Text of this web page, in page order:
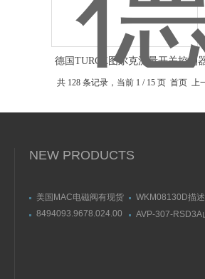
德国TURCK图尔克流量开关控制
共 128 条记录，当前 1 / 15 页 首页
NEW PRODUCTS
美国MAC电磁阀有现货
55B-24-PE-611JB
WKM08130D描述
HDYAC贺德克电
8494093.9678.024.00
AVP-307-RSD3A